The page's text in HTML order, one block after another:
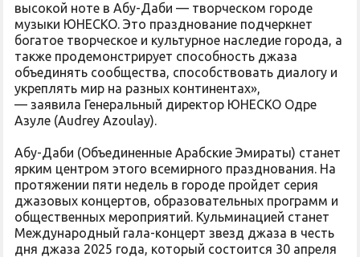
высокой ноте в Абу-Даби — творческом городе
музыки ЮНЕСКО. Это празднование подчеркнет
богатое творческое и культурное наследие города, а
также продемонстрирует способность джаза
объединять сообщества, способствовать диалогу и
укреплять мир на разных континентах»,
— заявила Генеральный директор ЮНЕСКО Одре
Азуле (Audrey Azoulay).
Абу-Даби (Объединенные Арабские Эмираты) станет
ярким центром этого всемирного празднования. На
протяжении пяти недель в городе пройдет серия
джазовых концертов, образовательных программ и
общественных мероприятий. Кульминацией станет
Международный гала-концерт звезд джаза в честь
дня джаза 2025 года, который состоится 30 апреля